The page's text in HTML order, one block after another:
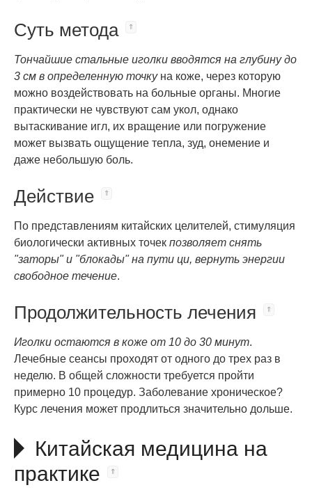
Суть метода
Тончайшие стальные иголки вводятся на глубину до
3 см в определенную точкуна коже, через которую
можно воздействовать на больные органы. Многие
практически не чувствуют сам укол, однако
вытаскивание игл, их вращение или погружение
может вызвать ощущение тепла, зуд, онемение и
даже небольшую боль.
Действие
По представлениям китайских целителей, стимуляция
биологически активных точек позволяет снять
"заторы" и "блокады" на пути ци, вернуть энергии
свободное течение.
Продолжительность лечения
Иголки остаются в коже от 10 до 30 минут.
Лечебные сеансы проходят от одного до трех раз в
неделю. В общей сложности требуется пройти
примерно 10 процедур. Заболевание хроническое?
Курс лечения может продлиться значительно дольше.
Китайская медицина на
практике